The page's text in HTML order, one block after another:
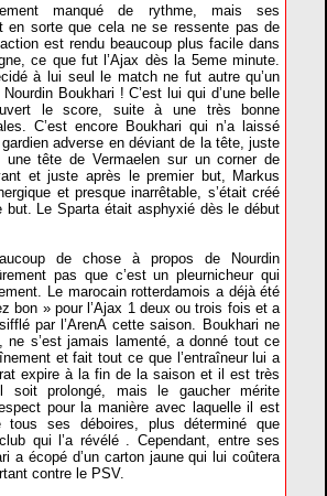
manqué de rythme, mais ses
en sorte que cela ne se ressente pas de
est rendu beaucoup plus facile dans
ce que fut l’Ajax dès la 5eme minute.
à lui seul le match ne fut autre qu’un
Boukhari ! C’est lui qui d’une belle
le score, suite à une très bonne
C’est encore Boukhari qui n’a laissé
adverse en déviant de la tête, juste
une tête de Vermaelen sur un corner de
et juste après le premier but, Markus
et presque inarrêtable, s’était créé
but. Le Sparta était asphyxié dès le début
de chose à propos de Nourdin
pas que c’est un pleurnicheur qui
Le marocain rotterdamois a déjà été
bon » pour l’Ajax 1 deux ou trois fois et a
par l’ArenA cette saison. Boukhari ne
ne s’est jamais lamenté, a donné tout ce
et fait tout ce que l’entraîneur lui a
expire à la fin de la saison et il est très
soit prolongé, mais le gaucher mérite
pour la manière avec laquelle il est
tous ses déboires, plus déterminé que
qui l’a révélé . Cependant, entre ses
a écopé d’un carton jaune qui lui coûtera
contre le PSV.